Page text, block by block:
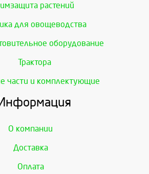
растений
для овощеводства
оборудование
Трактора
части и комплектующие
Информация
О компании
Доставка
Оплата